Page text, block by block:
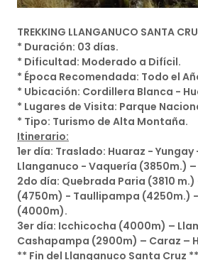
TREKKING LLANGANUCO SANTA
* Duración: 03 días.
* Dificultad: Moderado a Difícil.
* Época Recomendada: Todo el
* Ubicación: Cordillera Blanca -
* Lugares de Visita: Parque
* Tipo: Turismo de Alta Montaña.
Itinerario:
1er día: Traslado: Huaraz -
Llanganuco - Vaquería (3850m.) –
2do día: Quebrada Paria (3810 m.)
(4750m) - Taullipampa (4250m.)
(4000m).
3er día: Icchicocha (4000m) –
Cashapampa (2900m) – Caraz –
** Fin del Llanganuco Santa Cruz **